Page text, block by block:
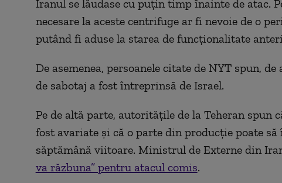
Iranul se lăudase cu puțin timp înainte de atac.
necesare la aceste centrifuge ar fi nevoie de o
putând fi aduse la starea de funcționalitate
De asemenea, persoanele citate de NYT spun, de
de sabotaj a fost întreprinsă de Israel.
Pe de altă parte, autoritățile de la Teheran spun
fost avariate și că o parte din producție poate să
săptămână viitoare. Ministrul de Externe din
va răzbuna” pentru atacul comis.